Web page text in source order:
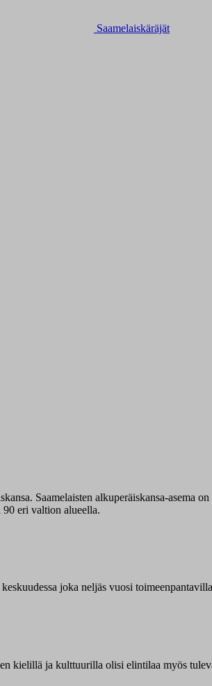
Saamelaiskäräjät
Saamelaisten alkuperäiskansa-asema
eri valtion alueella.
joka neljäs vuosi
kielillä ja kulttuurilla olisi elintilaa myös